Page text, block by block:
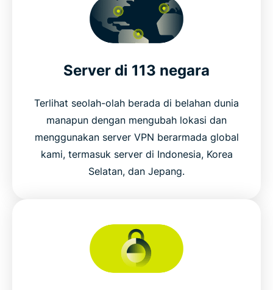
Server di 113 negara
Terlihat seolah-olah berada di belahan dunia
manapun dengan mengubah lokasi dan
menggunakan server VPN berarmada global
kami, termasuk server di Indonesia, Korea
Selatan, dan Jepang.